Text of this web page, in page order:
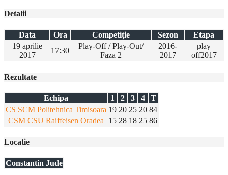
Detalii
Data Ora Competiție Sezon
Etapa
19 aprilie
2017
17:30
Play-Off / Play-Out/
Faza 2
2016-
2017
play
off2017
Rezultate
Echipa 1 2 3 4
T
CS SCM Politehnica Timisoara 19 20 25 20 84
CSM CSU Raiffeisen Oradea
15 28 18 25 86
Locatie
Constantin Jude